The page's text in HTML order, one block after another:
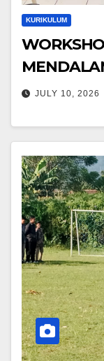
KURIKULUM
JULY 10, 2026